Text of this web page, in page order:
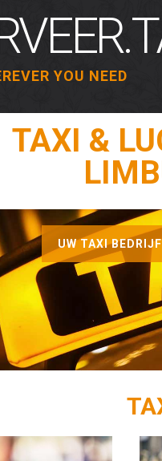
YOU NEED
TAXI &
UW TAXI